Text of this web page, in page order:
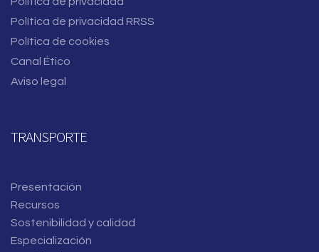
Política de privacidad RRSS
Política de cookies
Canal Ético
Aviso legal
TRANSPORTE
Presentación
Recursos
Sostenibilidad y calidad
Especialización